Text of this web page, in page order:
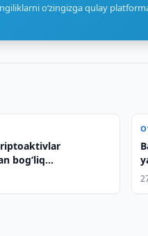
o‘zingizga qulay
bog‘liq
ushlandi